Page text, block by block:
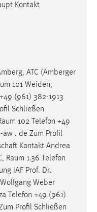
Kontakt
ATC (Amberger
101 Weiden,
(961) 382-1913
Schließen
102 Telefon +49
. de Zum Profil
Kontakt Andrea
Raum 1.36 Telefon
IAF Prof. Dr.
Weber
Telefon +49 (961)
Profil Schließen